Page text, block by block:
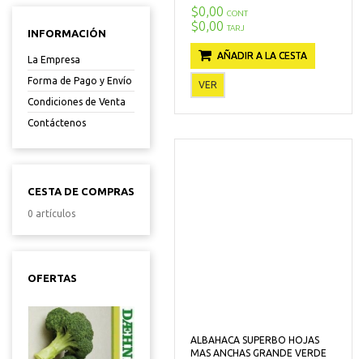
INFORMACIÓN
La Empresa
Forma de Pago y Envío
Condiciones de Venta
Contáctenos
CESTA DE COMPRAS
0 artículos
OFERTAS
$0,00 CONT
$0,00 TARJ
AÑADIR A LA CESTA
VER
ALBAHACA SUPERBO HOJAS
MAS ANCHAS GRANDE VERDE